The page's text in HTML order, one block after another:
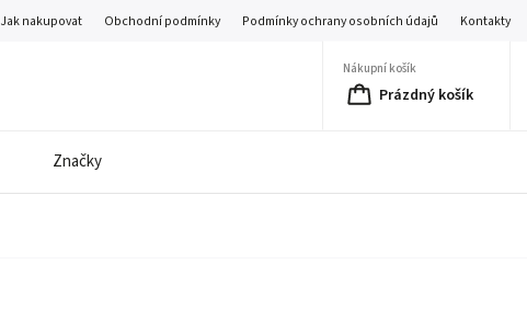
Jak nakupovat Obchodní podmínky Podmínky ochrany osobních údajů Kontakty
Nákupní košík
Prázdný košík
Značky